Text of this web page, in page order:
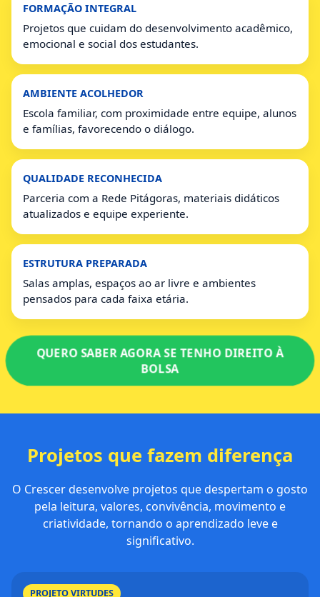
FORMAÇÃO INTEGRAL
Projetos que cuidam do desenvolvimento acadêmico,
emocional e social dos estudantes.
AMBIENTE ACOLHEDOR
Escola familiar, com proximidade entre equipe, alunos
e famílias, favorecendo o diálogo.
QUALIDADE RECONHECIDA
Parceria com a Rede Pitágoras, materiais didáticos
atualizados e equipe experiente.
ESTRUTURA PREPARADA
Salas amplas, espaços ao ar livre e ambientes
pensados para cada faixa etária.
QUERO SABER AGORA SE TENHO DIREITO À
BOLSA
Projetos que fazem diferença
O Crescer desenvolve projetos que despertam o gosto
pela leitura, valores, convivência, movimento e
criatividade, tornando o aprendizado leve e
significativo.
PROJETO VIRTUDES